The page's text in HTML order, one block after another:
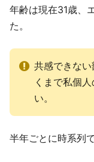
年齢は現在31歳、
た。
共感できな
くまで私個
い。
半年ごとに時系列